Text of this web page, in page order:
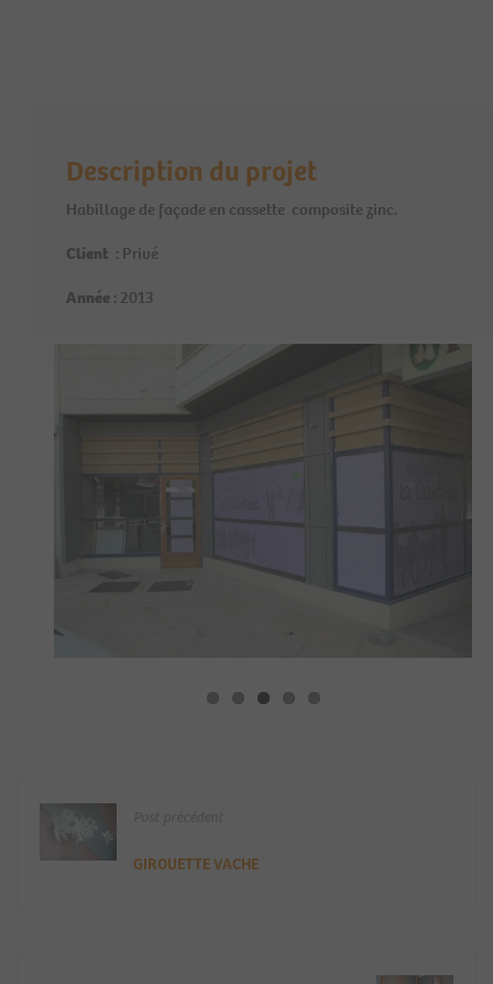
Description du projet
Habillage de façade en cassette composite zinc.
Client : Privé
Année : 2013
GIROUETTE VACHE